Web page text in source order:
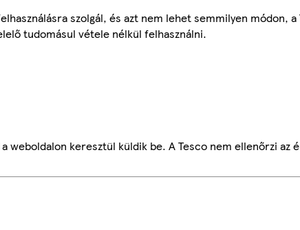
szolgál, és azt nem lehet semmilyen módon,
tudomásul vétele nélkül felhasználni.
weboldalon keresztül küldik be. A Tesco nem ellenőrzi az